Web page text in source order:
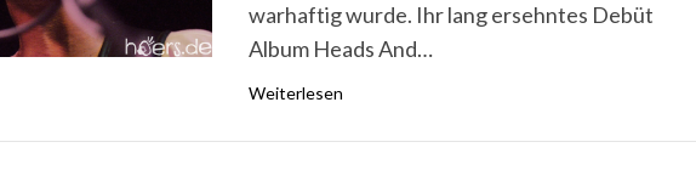
warhaftig wurde. Ihr lang ersehntes Debüt
Album Heads And…
Weiterlesen